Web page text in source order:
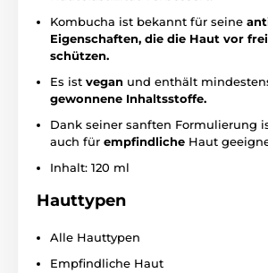
Kombucha ist bekannt für seine
Eigenschaften, die die Haut vor
schützen.
Es ist vegan und enthält
gewonnene Inhaltsstoffe.
Dank seiner sanften Formulierung
auch für empfindliche Haut
Inhalt: 120 ml
Hauttypen
Alle Hauttypen
Empfindliche Haut